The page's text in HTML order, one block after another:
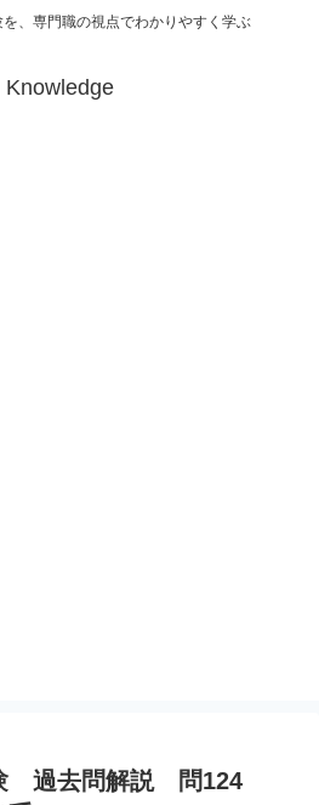
、専門職の視点でわかりやすく学ぶ
Knowledge
過去問解説 問124